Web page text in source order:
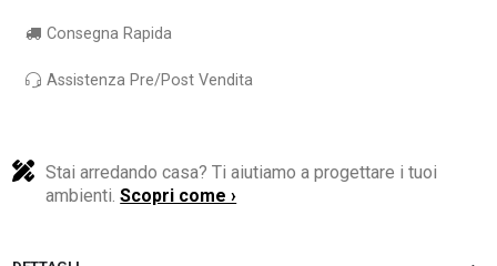
Consegna Rapida
Assistenza Pre/Post Vendita
Stai arredando casa? Ti aiutiamo a progettare i tuoi
ambienti.Scopri come ›